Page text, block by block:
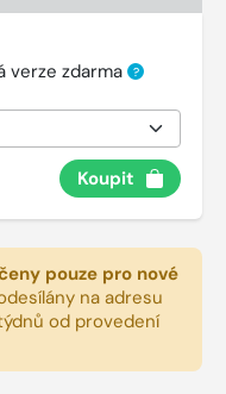
verze zdarma ?
Koupit
pouze pro nové
na adresu
od provedení